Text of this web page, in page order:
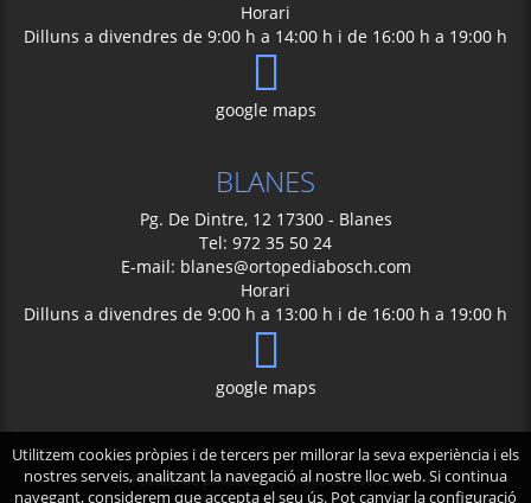
Utilitzem cookies pròpies i de tercers per millorar la seva experiència i els
nostres serveis, analitzant la navegació al nostre lloc web. Si continua
navegant, considerem que accepta el seu ús. Pot canviar la configuració
Horari
Dilluns a divendres de 9:00 h a 14:00 h i de 16:00 h a 19:00 h
google maps
BLANES
Pg. De Dintre, 12 17300 - Blanes
Tel: 972 35 50 24
E-mail: blanes@ortopediabosch.com
Horari
Dilluns a divendres de 9:00 h a 13:00 h i de 16:00 h a 19:00 h
google maps
Politica de privacitat|Politica de cookies